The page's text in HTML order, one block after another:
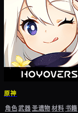
原神
角色武器圣遗物材料书籍